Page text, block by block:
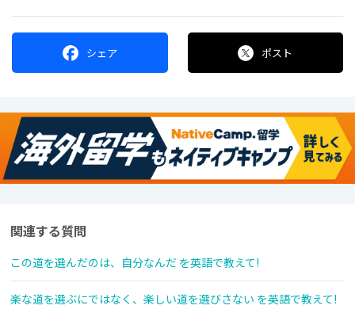
シェア ポスト
関連する質問
この道を選んだのは、自分なんだ を英語で教えて!
楽な道を選ぶにではなく、楽しい道を選びさない を英語で教えて!